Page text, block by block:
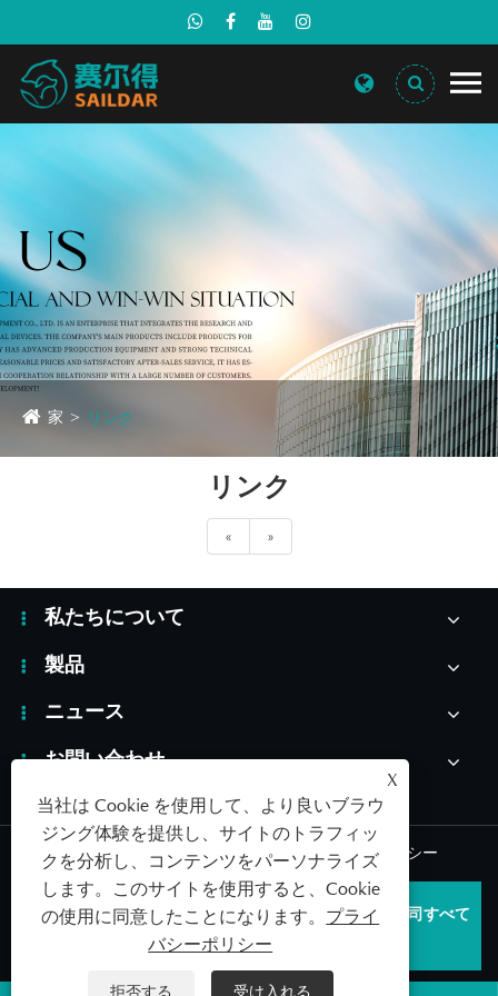
家 リンク
リンク
« »
私たちについて
製品
ニュース
お問い合わせ
Links | Sitemap RSS | XML | プライバシーポリシー
著作権 © 2026 青島 SAILDAR 医療機器産業発展有限公司すべて
の権利を留保します。
X
当社は Cookie を使用して、より良いブラウ
ジング体験を提供し、サイトのトラフィッ
クを分析し、コンテンツをパーソナライズ
します。このサイトを使用すると、Cookie
の使用に同意したことになります。 プライ
バシーポリシー